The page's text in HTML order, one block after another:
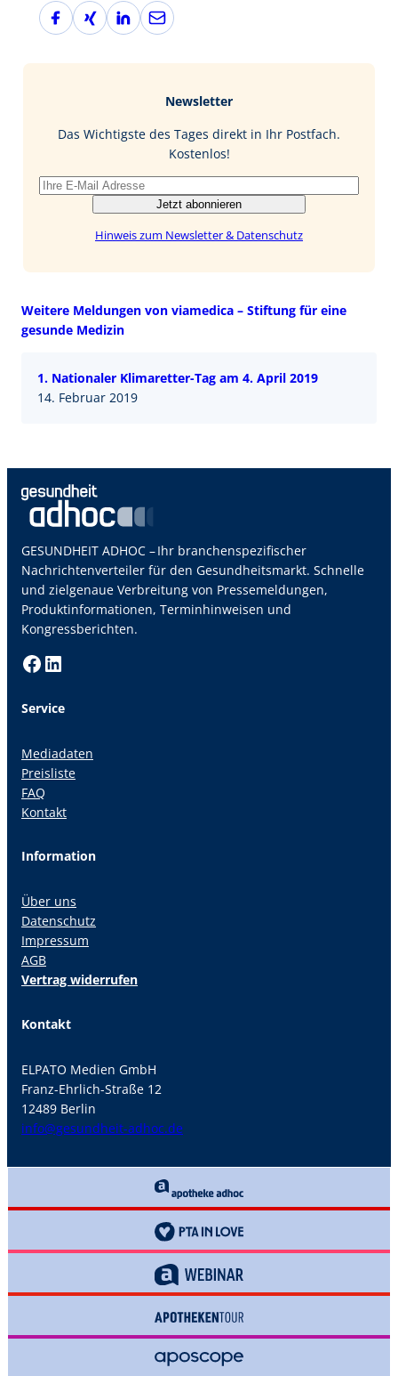
F
a
X
i
L
i
I
E
-
Newsletter
Das Wichtigste des Tages direkt in Ihr Postfach.
Kostenlos!
Jetzt abonnieren
Hinweis zum Newsletter & Datenschutz
Weitere Meldungen von viamedica – Stiftung für eine
gesunde Medizin
1. Nationaler Klimaretter-Tag am 4. April 2019
14. Februar 2019
GESUNDHEIT ADHOC – Ihr branchenspezifischer
Nachrichtenverteiler für den Gesundheitsmarkt. Schnelle
und zielgenaue Verbreitung von Pressemeldungen,
Produktinformationen, Terminhinweisen und
Kongressberichten.
Facebook LinkedIn
Service
Mediadaten
Preisliste
FAQ
Kontakt
Information
Über uns
Datenschutz
Impressum
AGB
Vertrag widerrufen
Kontakt
ELPATO Medien GmbH
Franz-Ehrlich-Straße 12
12489 Berlin
info@gesundheit-adhoc.de